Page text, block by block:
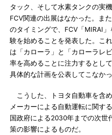
タック、そして水素タンクの実
FCV関連の出展はなかった。ま
のタイミングで、FCV「MIRAI
験を始めることを発表した。こ
は「カローラ」と「カローラレ
率を高めることに注力するとし
具体的な計画を公表してこなかっ
こうした、トヨタ自動車を含
メーカーによる自動運転に関す
国政府による2030年までの次世
策の影響によるものだ。